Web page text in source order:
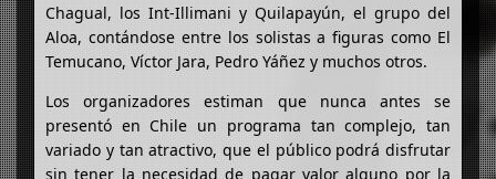
Chagual, los Int-Illimani y Quilapayún, el grupo del
Aloa, contándose entre los solistas a figuras como El
Temucano, Víctor Jara, Pedro Yáñez y muchos otros.
Los organizadores estiman que nunca antes se
presentó en Chile un programa tan complejo, tan
variado y tan atractivo, que el público podrá disfrutar
sin tener la necesidad de pagar valor alguno por la